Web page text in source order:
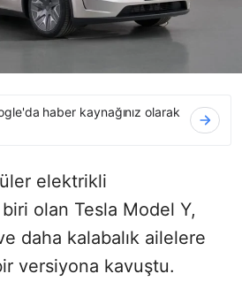
haber kaynağınız olarak
elektrikli
olan Tesla Model Y,
daha kalabalık ailelere
versiyona kavuştu.